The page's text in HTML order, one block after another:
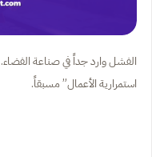
الفشل وارد جداً في صناعة
استمرارية الأعمال” مسبقاً.